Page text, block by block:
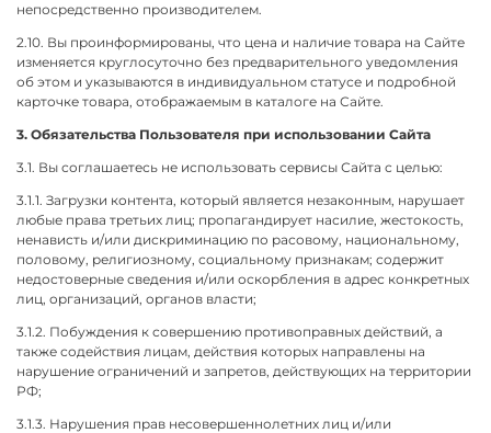
непосредственно производителем.
2.10. Вы проинформированы, что цена и наличие товара на Сайте
изменяется круглосуточно без предварительного уведомления
об этом и указываются в индивидуальном статусе и подробной
карточке товара, отображаемым в каталоге на Сайте.
3. Обязательства Пользователя при использовании Сайта
3.1. Вы соглашаетесь не использовать сервисы Сайта с целью:
3.1.1. Загрузки контента, который является незаконным, нарушает
любые права третьих лиц; пропагандирует насилие, жестокость,
ненависть и/или дискриминацию по расовому, национальному,
половому, религиозному, социальному признакам; содержит
недостоверные сведения и/или оскорбления в адрес конкретных
лиц, организаций, органов власти;
3.1.2. Побуждения к совершению противоправных действий, а
также содействия лицам, действия которых направлены на
нарушение ограничений и запретов, действующих на территории
РФ;
3.1.3. Нарушения прав несовершеннолетних лиц и/или